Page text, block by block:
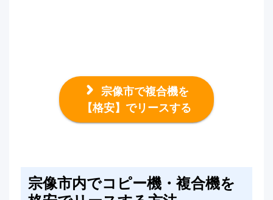
宗像市で複合機を
【格安】でリースする
宗像市内でコピー機・複合機を